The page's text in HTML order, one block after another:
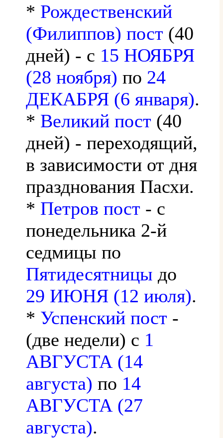
* Рождественский
(Филиппов) пост (40
дней) - с 15 НОЯБРЯ
(28 ноября) по 24
ДЕКАБРЯ (6 января).
* Великий пост (40
дней) - переходящий,
в зависимости от дня
празднования Пасхи.
* Петров пост - с
понедельника 2-й
седмицы по
Пятидесятницы до
29 ИЮНЯ (12 июля).
* Успенский пост -
(две недели) с 1
АВГУСТА (14
августа) по 14
АВГУСТА (27
августа).